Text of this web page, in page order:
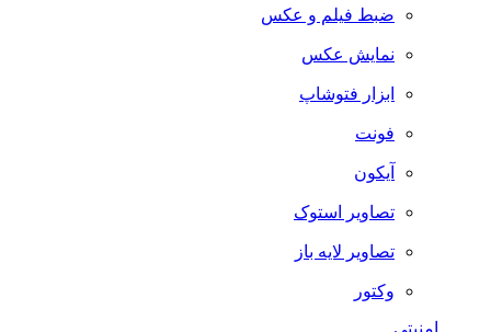
ضبط فيلم و عكس
نمایش عکس
ابزار فتوشاپ
فونت
آیکون
تصاویر استوک
تصاویر لایه باز
وکتور